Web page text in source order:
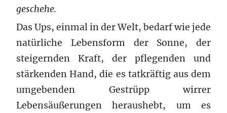
geschehe.
Das Ups, ein­mal in der Welt, bedarf wie jede
natür­liche Lebens­form der Sonne, der
steigern­den Kraft, der pfle­gen­den und
stärk­enden Hand, die es tatkräftig aus dem
umgebenden Gestrüpp wirrer
Lebensäußerungen heraushebt, um es